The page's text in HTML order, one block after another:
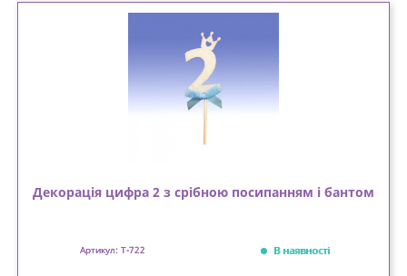
Декорація цифра 2 з срібною посипанням і бантом
Артикул: T-722 В наявності